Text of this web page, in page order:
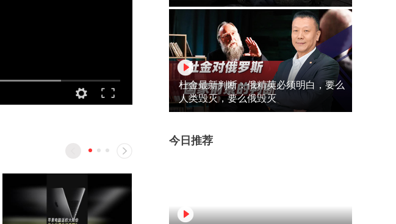
杜金最新判断：俄精英必须明白，要么
人类毁灭，要么俄毁灭
今日推荐